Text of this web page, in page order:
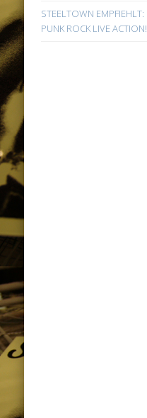
STEELTOWN EMPFIEHLT:
PUNK ROCK LIVE ACTION!